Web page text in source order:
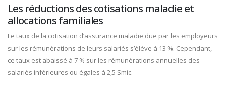
Les réductions des cotisations maladie et
allocations familiales
Le taux de la cotisation d’assurance maladie due par les employeurs
sur les rémunérations de leurs salariés s’élève à 13 %. Cependant,
ce taux est abaissé à 7 % sur les rémunérations annuelles des
salariés inférieures ou égales à 2,5 Smic.